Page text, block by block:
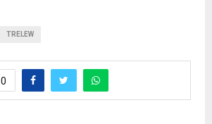
TRELEW
0